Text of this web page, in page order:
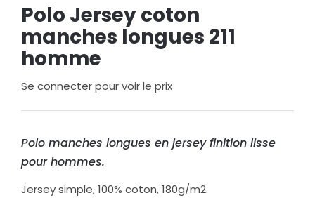
Polo Jersey coton
manches longues 211
homme
Se connecter pour voir le prix
Polo manches longues en jersey finition lisse
pour hommes.
Jersey simple, 100% coton, 180g/m2.